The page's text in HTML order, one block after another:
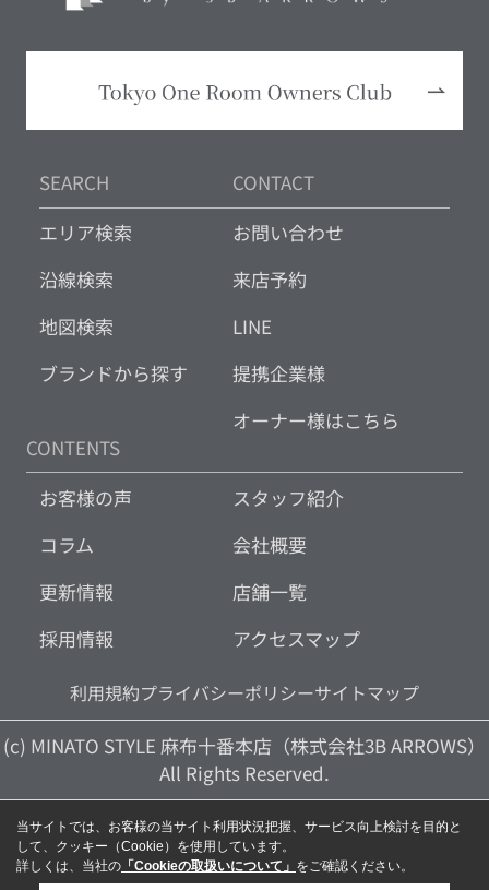
SEARCH
エリア検索
沿線検索
地図検索
ブランドから探す
CONTACT
お問い合わせ
来店予約
LINE
提携企業様
オーナー様はこちら
CONTENTS
お客様の声
コラム
更新情報
採用情報
スタッフ紹介
会社概要
店舗一覧
アクセスマップ
利用規約プライバシーポリシーサイトマップ
(c) MINATO STYLE 麻布十番本店（株式会社3B ARROWS）
All Rights Reserved.
当サイトでは、お客様の当サイト利用状況把握、サービス向上検討を目的と
して、クッキー（Cookie）を使用しています。
詳しくは、当社の 「Cookieの取扱いについて」 をご確認ください。